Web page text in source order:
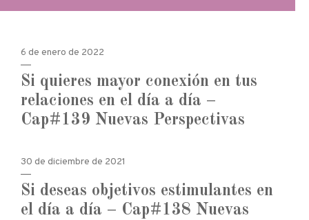
6 de enero de 2022
Si quieres mayor conexión en tus
relaciones en el día a día –
Cap#139 Nuevas Perspectivas
30 de diciembre de 2021
Si deseas objetivos estimulantes en
el día a día – Cap#138 Nuevas